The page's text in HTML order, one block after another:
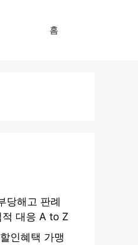
홈
당해고 판례
대응 A to Z
인혜택 가맹